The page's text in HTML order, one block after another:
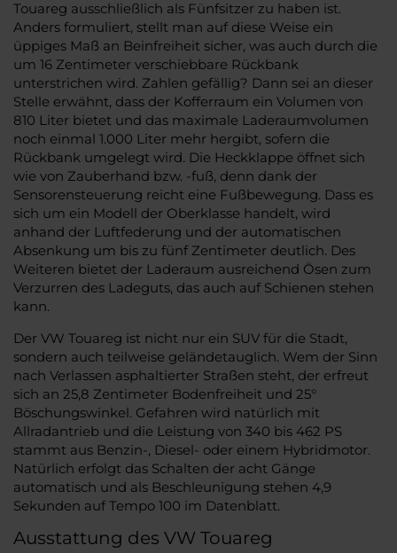
Touareg ausschließlich als Fünfsitzer zu haben ist.
Anders formuliert, stellt man auf diese Weise ein
üppiges Maß an Beinfreiheit sicher, was auch durch die
um 16 Zentimeter verschiebbare Rückbank
unterstrichen wird. Zahlen gefällig? Dann sei an dieser
Stelle erwähnt, dass der Kofferraum ein Volumen von
810 Liter bietet und das maximale Laderaumvolumen
noch einmal 1.000 Liter mehr hergibt, sofern die
Rückbank umgelegt wird. Die Heckklappe öffnet sich
wie von Zauberhand bzw. -fuß, denn dank der
Sensorensteuerung reicht eine Fußbewegung. Dass es
sich um ein Modell der Oberklasse handelt, wird
anhand der Luftfederung und der automatischen
Absenkung um bis zu fünf Zentimeter deutlich. Des
Weiteren bietet der Laderaum ausreichend Ösen zum
Verzurren des Ladeguts, das auch auf Schienen stehen
kann.
Der VW Touareg ist nicht nur ein SUV für die Stadt,
sondern auch teilweise geländetauglich. Wem der Sinn
nach Verlassen asphaltierter Straßen steht, der erfreut
sich an 25,8 Zentimeter Bodenfreiheit und 25°
Böschungswinkel. Gefahren wird natürlich mit
Allradantrieb und die Leistung von 340 bis 462 PS
stammt aus Benzin-, Diesel- oder einem Hybridmotor.
Natürlich erfolgt das Schalten der acht Gänge
automatisch und als Beschleunigung stehen 4,9
Sekunden auf Tempo 100 im Datenblatt.
Ausstattung des VW Touareg